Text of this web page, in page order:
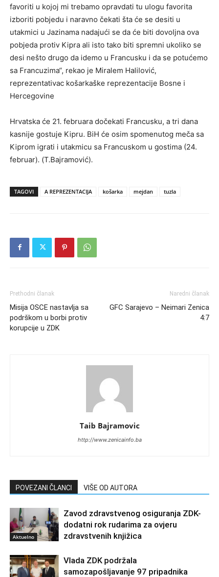
favoriti u kojoj mi trebamo opravdati tu ulogu favorita
izboriti pobjedu i naravno čekati šta će se desiti u
utakmici u Jazinama nadajući se da će biti dovoljna ova
pobjeda protiv Kipra ali isto tako biti spremni ukoliko se
desi nešto drugo da idemo u Francusku i da se potućemo
sa Francuzima“, rekao je Miralem Halilović,
reprezentativac košarkaške reprezentacije Bosne i
Hercegovine
Hrvatska će 21. februara dočekati Francusku, a tri dana
kasnije gostuje Kipru. BiH će osim spomenutog meča sa
Kiprom igrati i utakmicu sa Francuskom u gostima (24.
februar). (T.Bajramović).
TAGOVI A REPREZENTACIJA košarka mejdan tuzla
Prethodni članak
Misija OSCE nastavlja sa
podrškom u borbi protiv
korupcije u ZDK
Naredni članak
GFC Sarajevo – Neimari Zenica
4:7
Taib Bajramovic
http://www.zenicainfo.ba
POVEZANI ČLANCI VIŠE OD AUTORA
Aktuelno
Zavod zdravstvenog osiguranja ZDK-
dodatni rok rudarima za ovjeru
zdravstvenih knjižica
Vlada ZDK podržala
samozapošljavanje 97 pripadnika